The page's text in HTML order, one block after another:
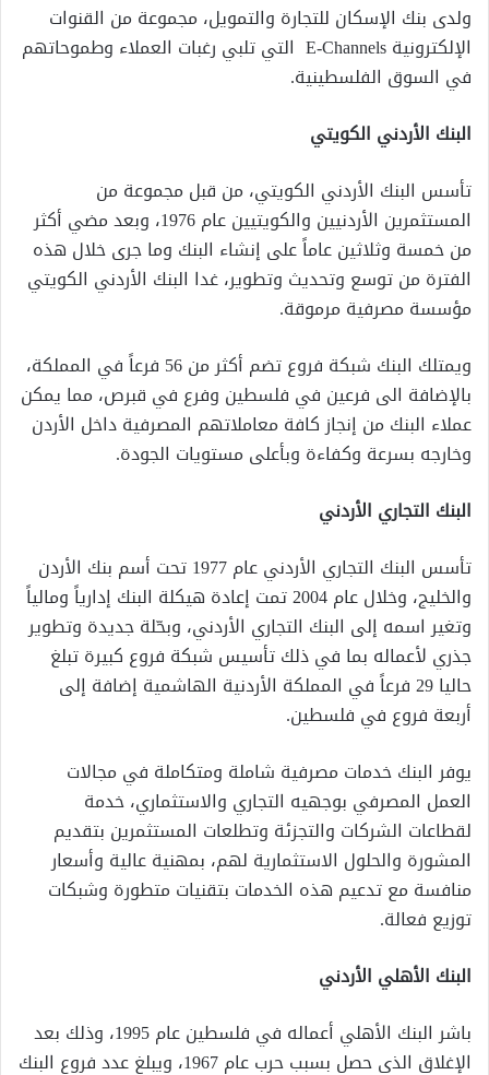
ولدى بنك الإسكان للتجارة والتمويل، مجموعة من القنوات
الإلكترونيةE-Channels التي تلبي رغبات العملاء وطموحاتهم
في السوق الفلسطينية.
البنك الأردني الكويتي
تأسس البنك الأردني الكويتي، من قبل مجموعة من
المستثمرين الأردنيين والكويتيين عام 1976، وبعد مضي أكثر
من خمسة وثلاثين عاماً على إنشاء البنك وما جرى خلال هذه
الفترة من توسع وتحديث وتطوير، غدا البنك الأردني الكويتي
مؤسسة مصرفية مرموقة.
ويمتلك البنك شبكة فروع تضم أكثر من 56 فرعاً في المملكة،
بالإضافة الى فرعين في فلسطين وفرع في قبرص، مما يمكن
عملاء البنك من إنجاز كافة معاملاتهم المصرفية داخل الأردن
وخارجه بسرعة وكفاءة وبأعلى مستويات الجودة.
البنك التجاري الأردني
تأسس البنك التجاري الأردني عام 1977 تحت أسم بنك الأردن
والخليج، وخلال عام 2004 تمت إعادة هيكلة البنك إدارياً ومالياً
وتغير اسمه إلى البنك التجاري الأردني، وبحّلة جديدة وتطوير
جذري لأعماله بما في ذلك تأسيس شبكة فروع كبيرة تبلغ
حاليا 29 فرعاً في المملكة الأردنية الهاشمية إضافة إلى
أربعة فروع في فلسطين.
يوفر البنك خدمات مصرفية شاملة ومتكاملة في مجالات
العمل المصرفي بوجهيه التجاري والاستثماري، خدمة
لقطاعات الشركات والتجزئة وتطلعات المستثمرين بتقديم
المشورة والحلول الاستثمارية لهم، بمهنية عالية وأسعار
منافسة مع تدعيم هذه الخدمات بتقنيات متطورة وشبكات
توزيع فعالة.
البنك الأهلي الأردني
باشر البنك الأهلي أعماله في فلسطين عام 1995، وذلك بعد
الإغلاق الذي حصل بسبب حرب عام 1967، ويبلغ عدد فروع البنك